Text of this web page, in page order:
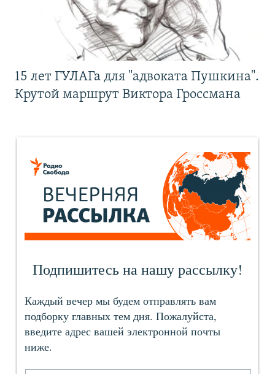
15 лет ГУЛАГа для "адвоката Пушкина".
Крутой маршрут Виктора Гроссмана